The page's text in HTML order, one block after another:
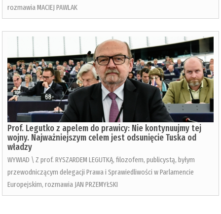
rozmawia MACIEJ PAWLAK
Prof. Legutko z apelem do prawicy: Nie kontynuujmy tej
wojny. Najważniejszym celem jest odsunięcie Tuska od
władzy
WYWIAD \ Z prof. RYSZARDEM LEGUTKĄ, filozofem, publicystą, byłym
przewodniczącym delegacji Prawa i Sprawiedliwości w Parlamencie
Europejskim, rozmawia JAN PRZEMYŁSKI